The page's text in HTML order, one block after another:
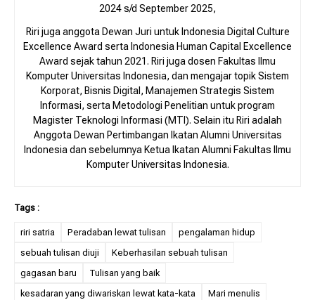
2024 s/d September 2025,
Riri juga anggota Dewan Juri untuk Indonesia Digital Culture
Excellence Award serta Indonesia Human Capital Excellence
Award sejak tahun 2021. Riri juga dosen Fakultas Ilmu
Komputer Universitas Indonesia, dan mengajar topik Sistem
Korporat, Bisnis Digital, Manajemen Strategis Sistem
Informasi, serta Metodologi Penelitian untuk program
Magister Teknologi Informasi (MTI). Selain itu Riri adalah
Anggota Dewan Pertimbangan Ikatan Alumni Universitas
Indonesia dan sebelumnya Ketua Ikatan Alumni Fakultas Ilmu
Komputer Universitas Indonesia.
riri satria Peradaban lewat tulisan
pengalaman hidup
sebuah tulisan diuji
Keberhasilan sebuah tulisan
gagasan baru
Tulisan yang baik
kesadaran yang diwariskan lewat kata-kata
Mari menulis